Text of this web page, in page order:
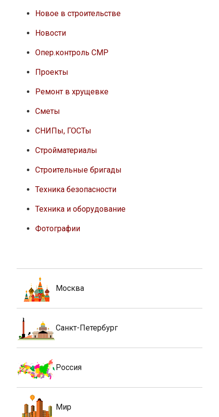
Новое в строительстве
Новости
Опер.контроль СМР
Проекты
Ремонт в хрущевке
Сметы
СНИПы, ГОСТы
Стройматериалы
Строительные бригады
Техника безопасности
Техника и оборудование
Фотографии
Москва
Санкт-Петербург
Россия
Мир